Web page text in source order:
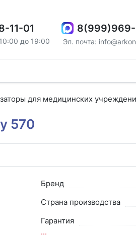
11-01
до 19:00 Эл. почта:
для медицинских
570
Бренд
Страна производства
Гарантия
...